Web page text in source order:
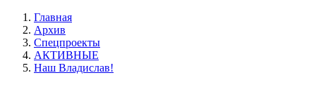
Главная
Архив
Спецпроекты
АКТИВНЫЕ
Наш Владислав!